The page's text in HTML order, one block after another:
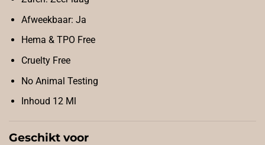
Afweekbaar: Ja
Hema & TPO Free
Cruelty Free
No Animal Testing
Inhoud 12 Ml
Geschikt voor